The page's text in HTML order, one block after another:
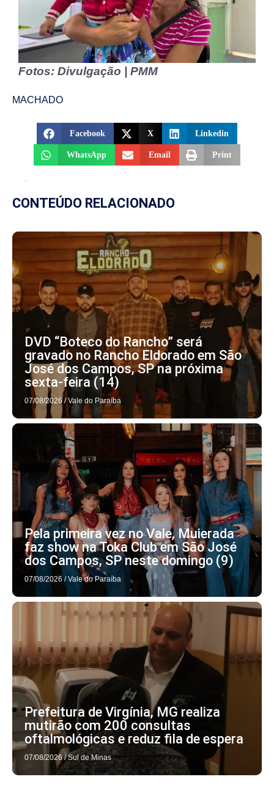
Fotos: Divulgação | PMM
MACHADO
Facebook X Linkedin
WhatsApp Email Print
CONTEÚDO RELACIONADO
DVD “Boteco do Rancho” será
gravado no Rancho Eldorado em São
José dos Campos, SP na próxima
sexta-feira (14)
07/08/2026 / Vale do Paraíba
Pela primeira vez no Vale, Muierada
faz show na Toka Club em São José
dos Campos, SP neste domingo (9)
07/08/2026 / Vale do Paraíba
Prefeitura de Virgínia, MG realiza
mutirão com 200 consultas
oftalmológicas e reduz fila de espera
07/08/2026 / Sul de Minas